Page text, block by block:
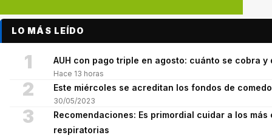
LO MÁS LEÍDO
1 AUH con pago triple en agosto: cuánto se cobra
Hace 13 horas
2 Este miércoles se acreditan los fondos de
30/05/2023
3
Recomendaciones: Es primordial cuidar a los
respiratorias